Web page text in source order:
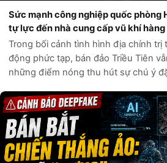
Sức mạnh công nghiệp quốc phòng
tự lực đến nhà cung cấp vũ khí hàng
Trong bối cảnh tình hình địa chính trị
động phức tạp, bán đảo Triều Tiên
những điểm nóng thu hút sự chú ý
các mối đe dọa t...